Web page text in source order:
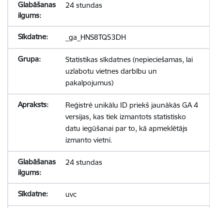
24 stundas
_ga_HNS8TQ53DH
Statistikas sīkdatnes (nepieciešamas, lai
uzlabotu vietnes darbību un
pakalpojumus)
Reģistrē unikālu ID priekš jaunākās GA 4
versijas, kas tiek izmantots statistisko
datu iegūšanai par to, kā apmeklētājs
izmanto vietni.
24 stundas
uvc